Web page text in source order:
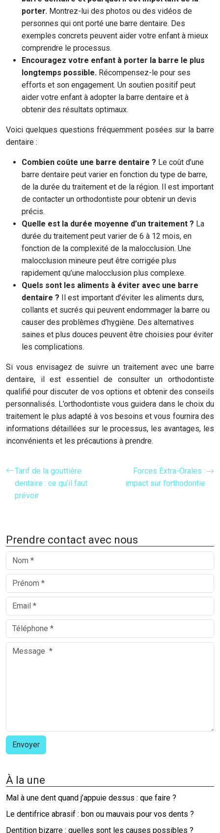
porter. Montrez-lui des photos ou des vidéos de
personnes qui ont porté une barre dentaire. Des
exemples concrets peuvent aider votre enfant à mieux
comprendre le processus.
Encouragez votre enfant à porter la barre le plus
longtemps possible. Récompensez-le pour ses
efforts et son engagement. Un soutien positif peut
aider votre enfant à adopter la barre dentaire et à
obtenir des résultats optimaux.
Voici quelques questions fréquemment posées sur la barre
dentaire :
Combien coûte une barre dentaire ? Le coût d’une
barre dentaire peut varier en fonction du type de barre,
de la durée du traitement et de la région. Il est important
de contacter un orthodontiste pour obtenir un devis
précis.
Quelle est la durée moyenne d’un traitement ? La
durée du traitement peut varier de 6 à 12 mois, en
fonction de la complexité de la malocclusion. Une
malocclusion mineure peut être corrigée plus
rapidement qu’une malocclusion plus complexe.
Quels sont les aliments à éviter avec une barre
dentaire ? Il est important d’éviter les aliments durs,
collants et sucrés qui peuvent endommager la barre ou
causer des problèmes d’hygiène. Des alternatives
saines et plus douces peuvent être choisies pour éviter
les complications.
Si vous envisagez de suivre un traitement avec une barre
dentaire, il est essentiel de consulter un orthodontiste
qualifié pour discuter de vos options et obtenir des conseils
personnalisés. L’orthodontiste vous guidera dans le choix du
traitement le plus adapté à vos besoins et vous fournira des
informations détaillées sur le processus, les avantages, les
inconvénients et les précautions à prendre.
Tarif de la gouttière
dentaire : ce qu’il faut
prévoir
Forces Extra-Orales :
impact sur l’orthodontie
Prendre contact avec nous
À la une
Mal à une dent quand j’appuie dessus : que faire ?
Le dentifrice abrasif : bon ou mauvais pour vos dents ?
Dentition bizarre : quelles sont les causes possibles ?